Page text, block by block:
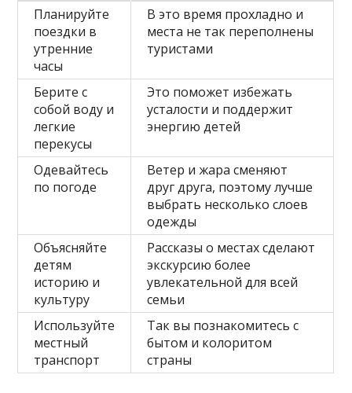
Планируйте
поездки в
утренние
часы
В это время прохладно и
места не так переполнены
туристами
Берите с
собой воду и
легкие
перекусы
Это поможет избежать
усталости и поддержит
энергию детей
Одевайтесь
по погоде
Ветер и жара сменяют
друг друга, поэтому лучше
выбрать несколько слоев
одежды
Объясняйте
детям
историю и
культуру
Рассказы о местах сделают
экскурсию более
увлекательной для всей
семьи
Используйте
местный
транспорт
Так вы познакомитесь с
бытом и колоритом
страны